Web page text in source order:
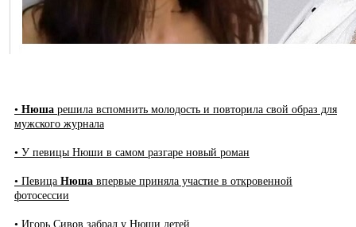
• Нюша решила вспомнить молодость и повторила свой образ для
мужского журнала
• У певицы Нюши в самом разгаре новый роман
• Певица Нюша впервые приняла участие в откровенной
фотосессии
• Игорь Сивов забрал у Нюши детей